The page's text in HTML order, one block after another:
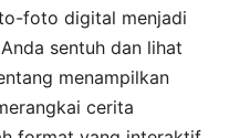
foto digital menjadi
sentuh dan lihat
menampilkan
cerita